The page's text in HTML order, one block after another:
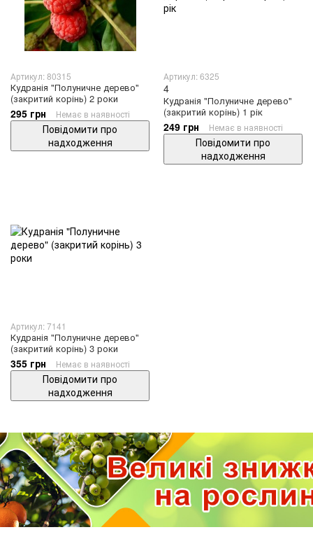
Артикул: 80315
Кудранія "Полуничне дерево"
(закритий корінь) 2 роки
295 грн Немає в наявності
Повідомити про
надходження
Артикул: 6325
4
Кудранія "Полуничне дерево"
(закритий корінь) 1 рік
249 грн Немає в наявності
Повідомити про
надходження
Артикул: 7141
Кудранія "Полуничне дерево"
(закритий корінь) 3 роки
355 грн Немає в наявності
Повідомити про
надходження